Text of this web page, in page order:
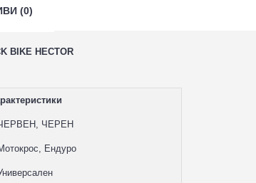
(0)
BIKE HECTOR
ЧЕРЕН
Ендуро